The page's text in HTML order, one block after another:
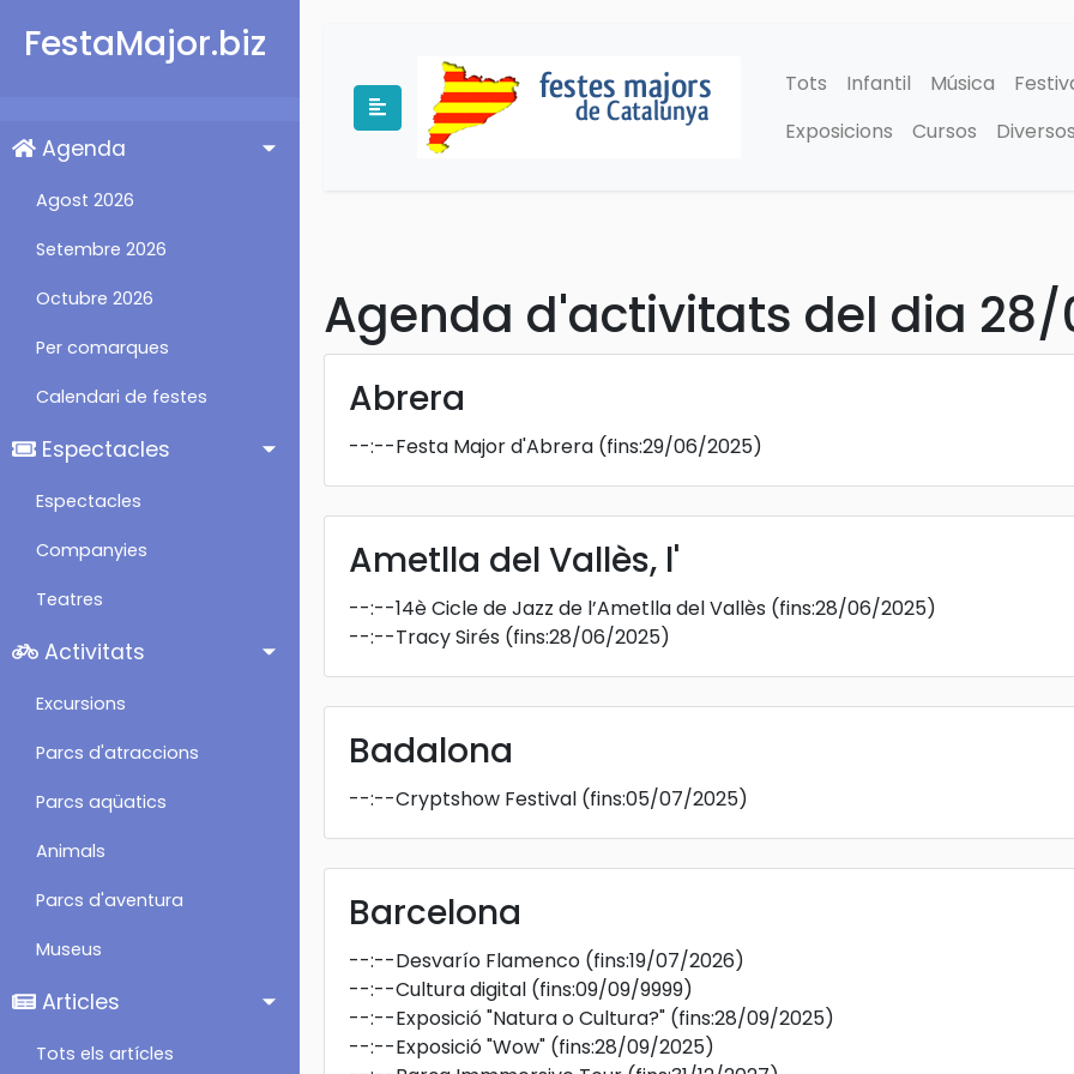
FestaMajor.biz
Agenda
Agost 2026
Setembre 2026
Octubre 2026
Per comarques
Calendari de festes
Espectacles
Espectacles
Companyies
Teatres
Activitats
Excursions
Parcs d'atraccions
Parcs aqüatics
Animals
Parcs d'aventura
Museus
Articles
Tots els artícles
Tots Infantil Música
Exposicions
Cursos
Agenda d'activitats del dia
Abrera
--:--Festa Major d'Abrera (fins:29/06/2025)
Ametlla del Vallès, l'
--:--14è Cicle de Jazz de l’Ametlla del Vallès (fins:28/06/2025)
--:--Tracy Sirés (fins:28/06/2025)
Badalona
--:--Cryptshow Festival (fins:05/07/2025)
Barcelona
--:--Desvarío Flamenco (fins:19/07/2026)
--:--Cultura digital (fins:09/09/9999)
--:--Exposició "Natura o Cultura?" (fins:28/09/2025)
--:--Exposició "Wow" (fins:28/09/2025)